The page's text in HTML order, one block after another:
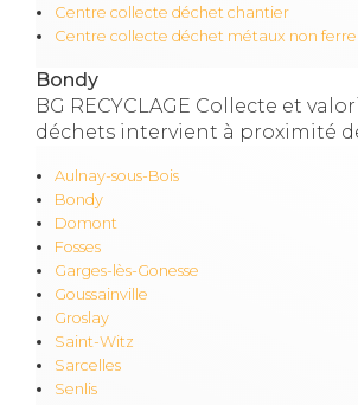
Centre collecte déchet chantier
Centre collecte déchet métaux non
Bondy
BG RECYCLAGE Collecte et
déchets intervient à proximité
Aulnay-sous-Bois
Bondy
Domont
Fosses
Garges-lès-Gonesse
Goussainville
Groslay
Saint-Witz
Sarcelles
Senlis